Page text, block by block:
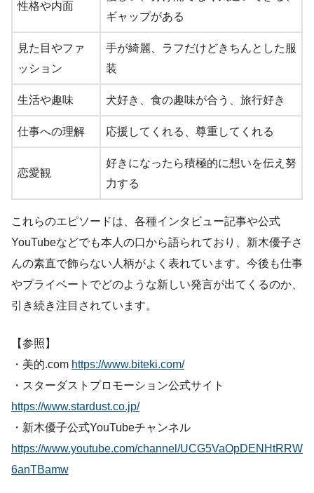
性格や内面
ギャップがある
見た目やファ
ッション
手が綺麗、ラフだけどきちんとした服
装
生活や趣味 犬好き、食の趣味が合う、旅行好き
仕事への理解 応援してくれる、尊重してくれる
恋愛観
好きになったら積極的に想いを伝え努
力する
これらのエピソードは、各種インタビュー記事や公式
YouTubeなどでも本人の口から語られており、新木優子さ
んの素直で飾らない人柄がよく表れています。今後も仕事
やプライベートでどのような新しい発言が出てくるのか、
引き続き注目されています。
【参照】
・美的.com https://www.biteki.com/
・スターダストプロモーション公式サイト
https://www.stardust.co.jp/
・新木優子公式YouTubeチャンネル
https://www.youtube.com/channel/UCG5VaOpDENHtRRW
6anTBamw